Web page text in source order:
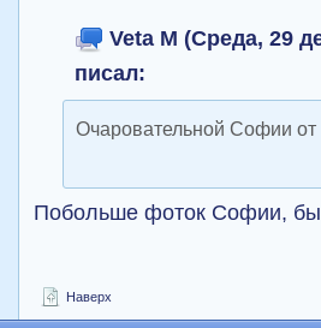
Veta M (Среда, 29
писал:
Очаровательной Софии от
Побольше фоток Софии,
Наверх